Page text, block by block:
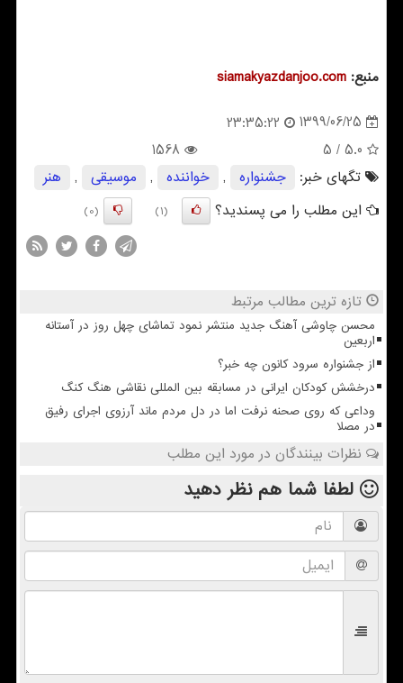
منبع: siamakyazdanjoo.com
1399/06/25
23:35:22
5.0
/ 5
1568
تگهای خبر:
جشنواره , خواننده , موسیقی ,
هنر
این مطلب را می پسندید؟
(1)
(0)
تازه ترین مطالب مرتبط
محسن چاوشی آهنگ جدید منتشر نمود تماشای چهل روز در آستانه
اربعین
از جشنواره سرود کانون چه خبر؟
درخشش کودکان ایرانی در مسابقه بین المللی نقاشی هنگ کنگ
وداعی که روی صحنه نرفت اما در دل مردم ماند آرزوی اجرای رفیق
در مصلا
نظرات بینندگان در مورد این مطلب
لطفا شما همنظر دهید